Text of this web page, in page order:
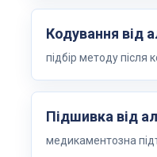
Кодування від
підбір методу після
Підшивка від
медикаментозна